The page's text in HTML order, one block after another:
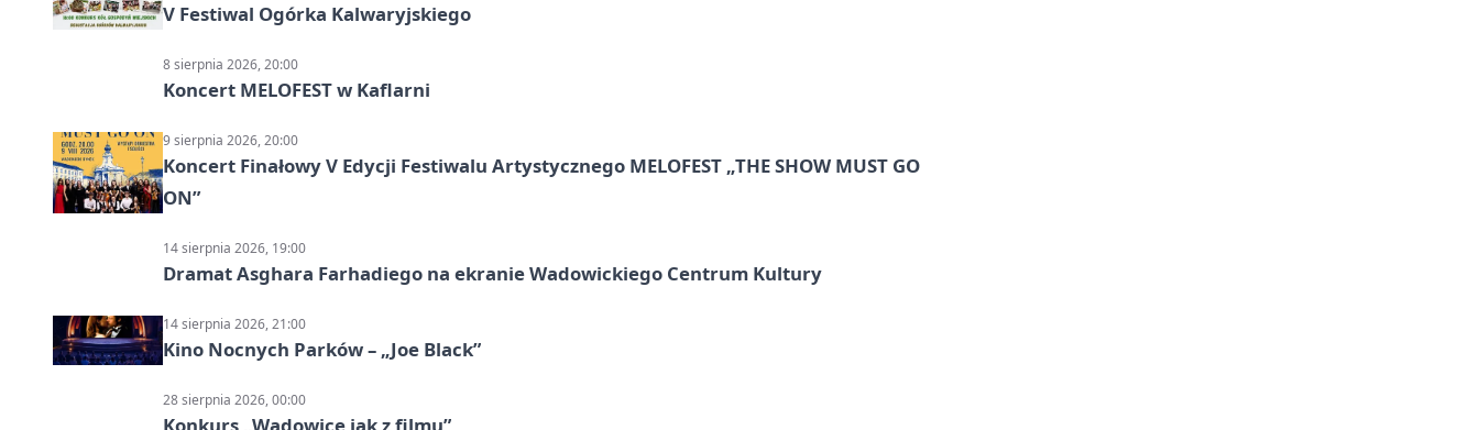
V Festiwal Ogórka Kalwaryjskiego
8 sierpnia 2026, 20:00
Koncert MELOFEST w Kaflarni
9 sierpnia 2026, 20:00
Koncert Finałowy V Edycji Festiwalu Artystycznego MELOFEST „THE SHOW MUST GO
ON”
14 sierpnia 2026, 19:00
Dramat Asghara Farhadiego na ekranie Wadowickiego Centrum Kultury
14 sierpnia 2026, 21:00
Kino Nocnych Parków – „Joe Black”
28 sierpnia 2026, 00:00